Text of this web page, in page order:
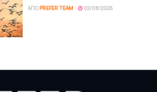
ΑΠΌ PREFER TEAM 02/08/2026